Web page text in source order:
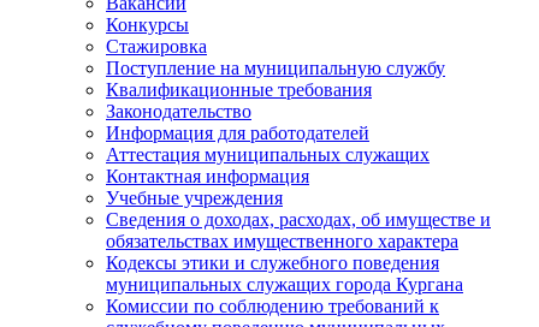
Конкурсы
Стажировка
Поступление на муниципальную службу
Квалификационные требования
Законодательство
Информация для работодателей
Аттестация муниципальных служащих
Контактная информация
Учебные учреждения
Сведения о доходах, расходах, об имуществе и
обязательствах имущественного характера
Кодексы этики и служебного поведения
муниципальных служащих города Кургана
Комиссии по соблюдению требований к